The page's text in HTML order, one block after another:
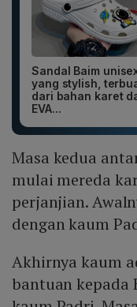
Sandal Baim
yang stylish,
dari bahan karet
EVA...
Masa kedua
mulai mereda
perjanjian.
dengan kaum
Akhirnya kaum
bantuan kepada